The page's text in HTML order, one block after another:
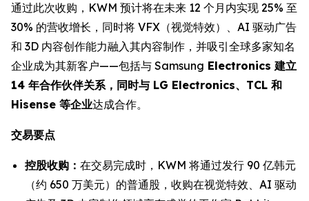
通过此次收购，KWM 预计将在未来 12 个月内实现 25% 至
30% 的营收增长，同时将 VFX（视觉特效）、AI 驱动广告
和 3D 内容创作能力融入其内容制作，并吸引全球多家知名
企业成为其新客户——包括与 Samsung Electronics 建立
14 年合作伙伴关系，同时与 LG Electronics、TCL 和
Hisense 等企业达成合作。
交易要点
控股收购： 在交易完成时，KWM 将通过发行 90 亿韩元
（约 650 万美元）的普通股，收购在视觉特效、AI 驱动